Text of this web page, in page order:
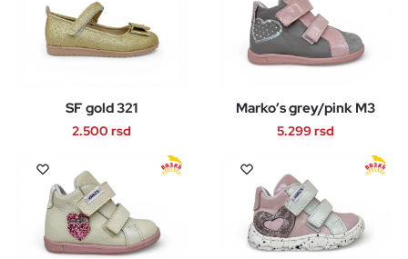
SF gold 321
2.500rsd
proizvod
ima
više
varijanti.
Marko’s grey/pink M3
5.299rsd
proizvod
ima
više
varijanti.